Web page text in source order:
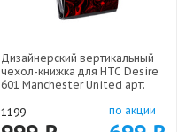
Дизайнерский вертикальный
чехол-книжка для HTC Desire
601 Manchester United арт:
1199
по акции